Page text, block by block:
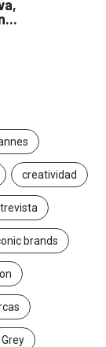
creatividad
brands